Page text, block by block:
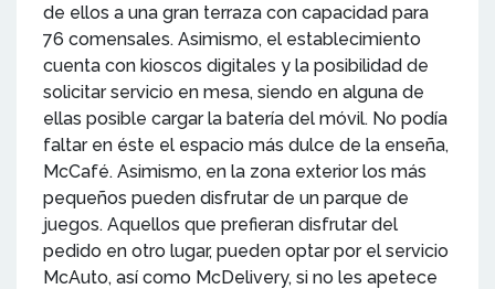
de ellos a una gran terraza con capacidad para
76 comensales. Asimismo, el establecimiento
cuenta con kioscos digitales y la posibilidad de
solicitar servicio en mesa, siendo en alguna de
ellas posible cargar la batería del móvil. No podía
faltar en éste el espacio más dulce de la enseña,
McCafé. Asimismo, en la zona exterior los más
pequeños pueden disfrutar de un parque de
juegos. Aquellos que prefieran disfrutar del
pedido en otro lugar, pueden optar por el servicio
McAuto, así como McDelivery, si no les apetece